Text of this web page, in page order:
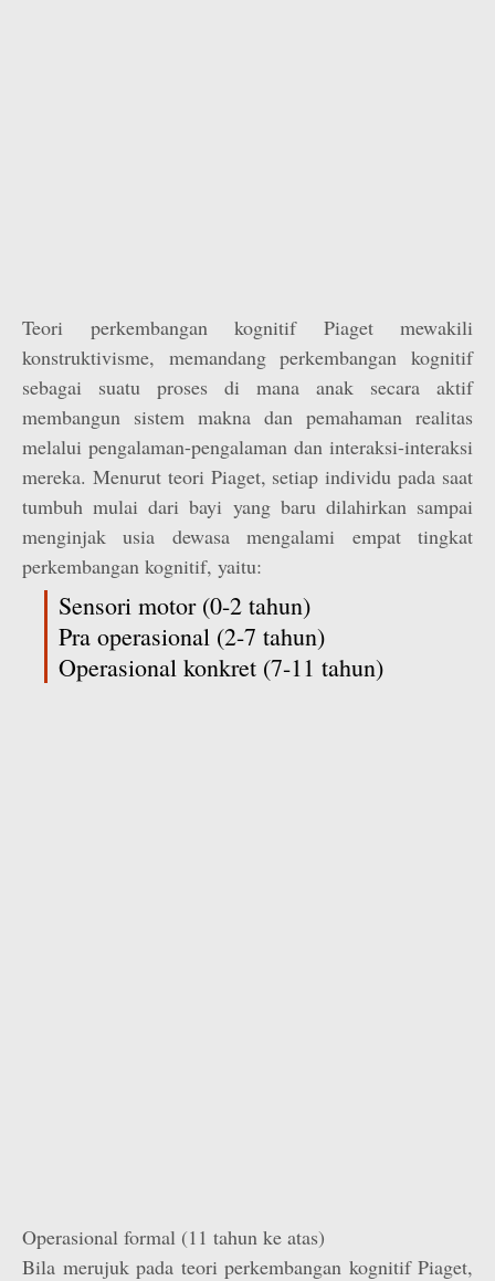
Teori perkembangan kognitif Piaget mewakili
konstruktivisme, memandang perkembangan kognitif
sebagai suatu proses di mana anak secara aktif
membangun sistem makna dan pemahaman realitas
melalui pengalaman-pengalaman dan interaksi-interaksi
mereka. Menurut teori Piaget, setiap individu pada saat
tumbuh mulai dari bayi yang baru dilahirkan sampai
menginjak usia dewasa mengalami empat tingkat
perkembangan kognitif, yaitu:
Sensori motor (0-2 tahun)
Pra operasional (2-7 tahun)
Operasional konkret (7-11 tahun)
Operasional formal (11 tahun ke atas)
Bila merujuk pada teori perkembangan kognitif Piaget,